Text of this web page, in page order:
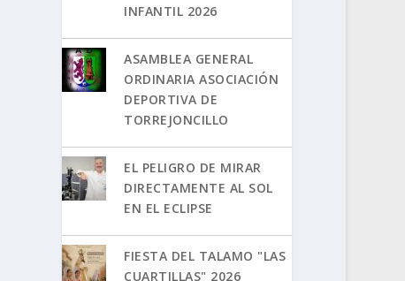
INFANTIL 2026
ASAMBLEA GENERAL
ORDINARIA ASOCIACIÓN
DEPORTIVA DE
TORREJONCILLO
EL PELIGRO DE MIRAR
DIRECTAMENTE AL SOL
EN EL ECLIPSE
FIESTA DEL TALAMO "LAS
CUARTILLAS" 2026